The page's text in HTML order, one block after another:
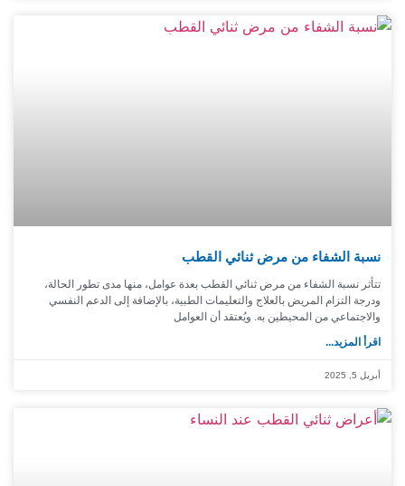
نسبة الشفاء من مرض ثنائي القطب
تتأثر نسبة الشفاء من مرض ثنائي القطب بعدة عوامل، منها مدى تطور الحالة،
ودرجة التزام المريض بالعلاج والتعليمات الطبية، بالإضافة إلى الدعم النفسي
والاجتماعي من المحيطين به. ويُعتقد أن العوامل
اقرأ المزيد...
أبريل 5, 2025